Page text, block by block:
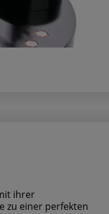
ihrer
zu einer perfekten